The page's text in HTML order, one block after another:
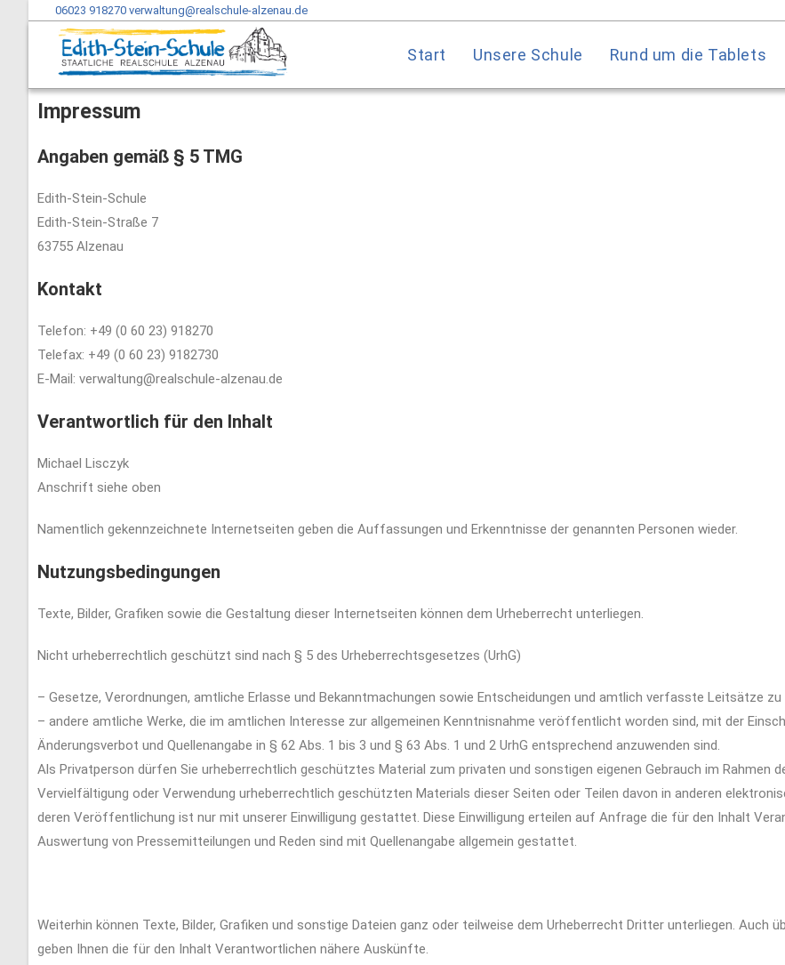
06023 918270 verwaltung@realschule-alzenau.de
Start Unsere Schule Rund um die Tablets
Impressum
Angaben gemäß § 5 TMG
Edith-Stein-Schule
Edith-Stein-Straße 7
63755 Alzenau
Kontakt
Telefon: +49 (0 60 23) 918270
Telefax: +49 (0 60 23) 9182730
E-Mail: verwaltung@realschule-alzenau.de
Verantwortlich für den Inhalt
Michael Lisczyk
Anschrift siehe oben
Namentlich gekennzeichnete Internetseiten geben die Auffassungen und Erkenntnisse der genannten Personen wieder.
Nutzungsbedingungen
Texte, Bilder, Grafiken sowie die Gestaltung dieser Internetseiten können dem Urheberrecht unterliegen.
Nicht urheberrechtlich geschützt sind nach § 5 des Urheberrechtsgesetzes (UrhG)
– Gesetze, Verordnungen, amtliche Erlasse und Bekanntmachungen sowie Entscheidungen und amtlich verfasste Leitsätze zu
– andere amtliche Werke, die im amtlichen Interesse zur allgemeinen Kenntnisnahme veröffentlicht worden sind, mit der
Änderungsverbot und Quellenangabe in § 62 Abs. 1 bis 3 und § 63 Abs. 1 und 2 UrhG entsprechend anzuwenden sind.
Als Privatperson dürfen Sie urheberrechtlich geschütztes Material zum privaten und sonstigen eigenen Gebrauch im Rahmen
Vervielfältigung oder Verwendung urheberrechtlich geschützten Materials dieser Seiten oder Teilen davon in anderen
deren Veröffentlichung ist nur mit unserer Einwilligung gestattet. Diese Einwilligung erteilen auf Anfrage die für den Inhalt
Auswertung von Pressemitteilungen und Reden sind mit Quellenangabe allgemein gestattet.
Weiterhin können Texte, Bilder, Grafiken und sonstige Dateien ganz oder teilweise dem Urheberrecht Dritter unterliegen. Auch
geben Ihnen die für den Inhalt Verantwortlichen nähere Auskünfte.